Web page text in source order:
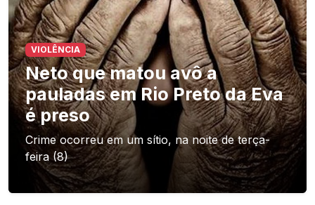
VIOLÊNCIA
Neto que matou avô a
pauladas em Rio Preto da Eva
é preso
Crime ocorreu em um sítio, na noite de terça-
feira (8)